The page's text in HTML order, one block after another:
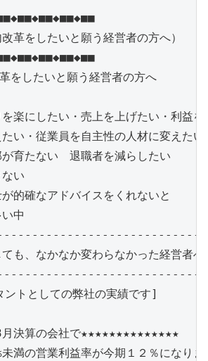
革をしたいと願う経営者の方へ）
をしたいと願う経営者の方へ
楽にしたい・売上を上げたい・利益
い・従業員を自主性の人材に変えた
育たない　退職者を減らしたい
い
的確なアドバイスをくれないと
中
も、なかなか変わらなかった経営者へ
トとしての弊社の実績です]
算の会社で★★★★★★★★★★★★★★
満の営業利益率が今期１２％になりま